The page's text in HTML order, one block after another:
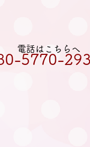
電話はこちらへ
5770-